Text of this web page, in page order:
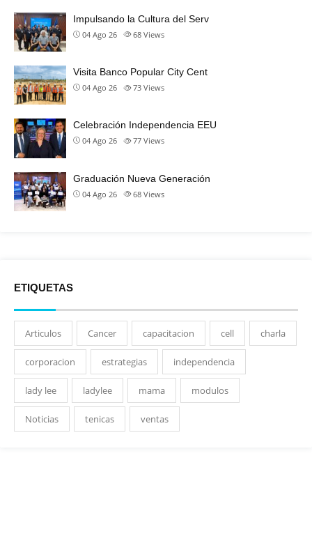
Impulsando la Cultura del Serv
04 Ago 26 68 Views
Visita Banco Popular City Cent
04 Ago 26 73 Views
Celebración Independencia EEU
04 Ago 26 77 Views
Graduación Nueva Generación
04 Ago 26 68 Views
ETIQUETAS
Articulos Cancer capacitacion cell charla
corporacion estrategias independencia
lady lee ladylee mama modulos
Noticias tenicas ventas